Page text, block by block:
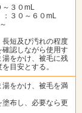
３０mL
３０～６０mL
短及び汚れの程度
認しながら使用す
をかけ、被毛に残
目安とする。
をかけ、被毛を満
布し、必要なら更